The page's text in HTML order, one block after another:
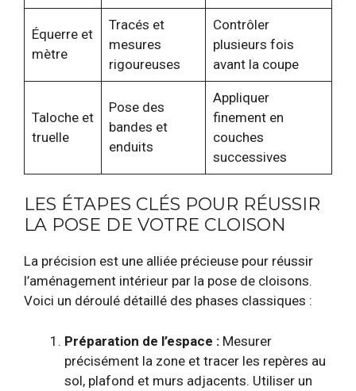
Équerre et
mètre
Tracés et
mesures
rigoureuses
Contrôler
plusieurs fois
avant la coupe
Taloche et
truelle
Pose des
bandes et
enduits
Appliquer
finement en
couches
successives
LES ÉTAPES CLÉS POUR RÉUSSIR
LA POSE DE VOTRE CLOISON
La précision est une alliée précieuse pour réussir
l’aménagement intérieur par la pose de cloisons.
Voici un déroulé détaillé des phases classiques :
Préparation de l’espace : Mesurer
précisément la zone et tracer les repères au
sol, plafond et murs adjacents. Utiliser un